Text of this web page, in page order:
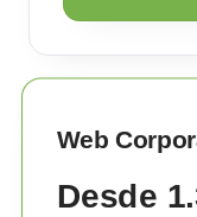
Web
Desde